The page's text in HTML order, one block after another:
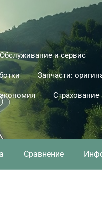
Обслуживание и сервис
Запчасти:
Страхование
Сравнение